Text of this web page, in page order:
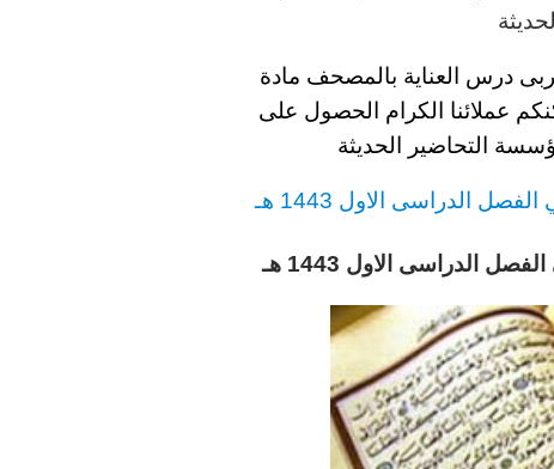
درس العناية بالمصحف مادة
عملائنا الكرام الحصول على
التحاضير الحديثة
الدراسى الاول 1443 هـ
الدراسى الاول 1443 هـ